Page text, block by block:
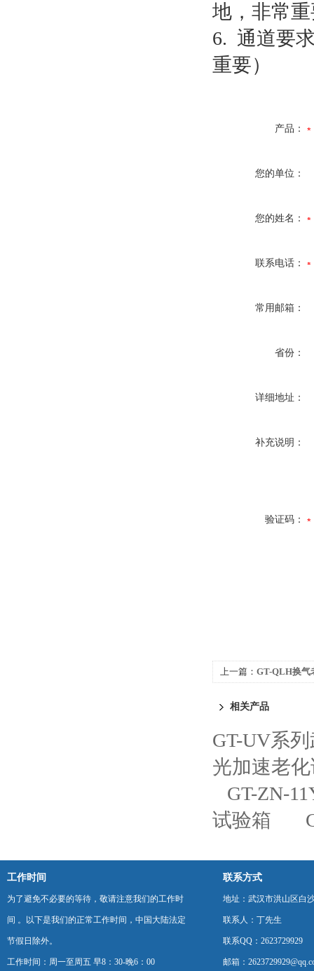
地，非常
6. 通道要
重要）
产品：
您的单位：
您的姓名：
联系电话：
常用邮箱：
省份：
详细地址：
补充说明：
验证码：
上一篇： GT-QLH换气
相关产品
GT-UV系
光加速老
GT-ZN-
试验箱
工作时间
为了避免不必要的等待，敬请注意我们的工作时
间 。以下是我们的正常工作时间，中国大陆法定
节假日除外。
工作时间：周一至周五 早8：30-晚6：00
联系方式
地址：武汉市洪山区白
联系人：丁先生
联系QQ：2623729929
邮箱：